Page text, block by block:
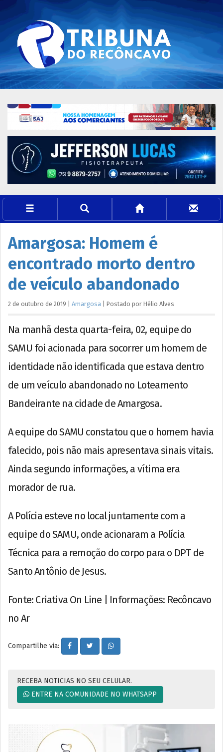
Amargosa: Homem é
encontrado morto dentro
de veículo abandonado
2 de outubro de 2019 Amargosa Postado por Hélio Alves
Na manhã desta quarta-feira, 02, equipe do
SAMU foi acionada para socorrer um homem de
identidade não identificada que estava dentro
de um veículo abandonado no Loteamento
Bandeirante na cidade de Amargosa.
A equipe do SAMU constatou que o homem havia
falecido, pois não mais apresentava sinais vitais.
Ainda segundo informações, a vítima era
morador de rua.
A Polícia esteve no local juntamente com a
equipe do SAMU, onde acionaram a Polícia
Técnica para a remoção do corpo para o DPT de
Santo Antônio de Jesus.
Fonte: Criativa On Line | Informações: Recôncavo
no Ar
Compartilhe via:
RECEBA NOTICIAS NO SEU CELULAR.
ENTRE NA COMUNIDADE NO WHATSAPP